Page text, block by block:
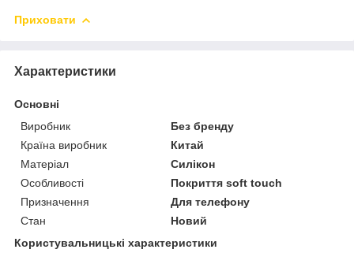
Приховати
Характеристики
Основні
Виробник
Без бренду
Країна виробник
Китай
Матеріал
Силікон
Особливості
Покриття soft touch
Призначення
Для телефону
Стан
Новий
Користувальницькі характеристики